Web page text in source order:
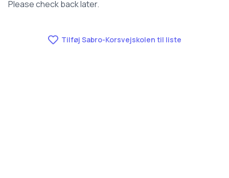
Please check back later.
Tilføj Sabro-Korsvejskolen til liste